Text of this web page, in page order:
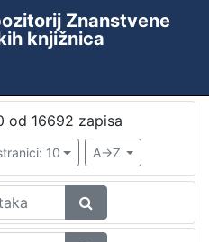
Znanstvene
knjižnica
od 16692 zapisa
10 A->Z